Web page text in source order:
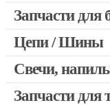
Запчасти для
Запчасти для
Запчасти для
Запчасти для
Цепи / Шины
Свечи,
Запчасти для